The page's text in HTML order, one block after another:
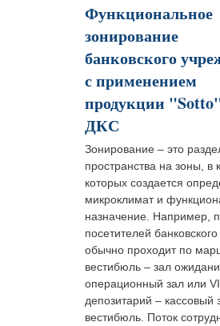
Функциональное
зонирование
банковского
с применением
продукции
ДКС
Зонирование – это
пространства на зоны, в
которых создается
микроклимат и
назначение. Например,
посетителей
обычно проходит по
вестибюль – зал
операционный зал или
депозитарий – кассовый
вестибюль. Поток